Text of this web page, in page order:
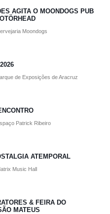
AGITA O MOONDOGS PUB
Moondogs
de Exposições de Aracruz
Patrick Ribeiro
ATEMPORAL
Music Hall
& FEIRA DO
MATEUS